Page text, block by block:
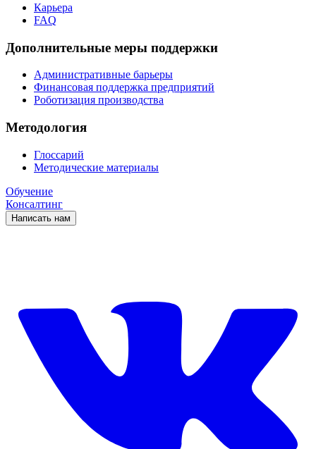
Карьера
FAQ
Дополнительные меры поддержки
Административные барьеры
Финансовая поддержка предприятий
Роботизация производства
Методология
Глоссарий
Методические материалы
Обучение
Консалтинг
Написать нам